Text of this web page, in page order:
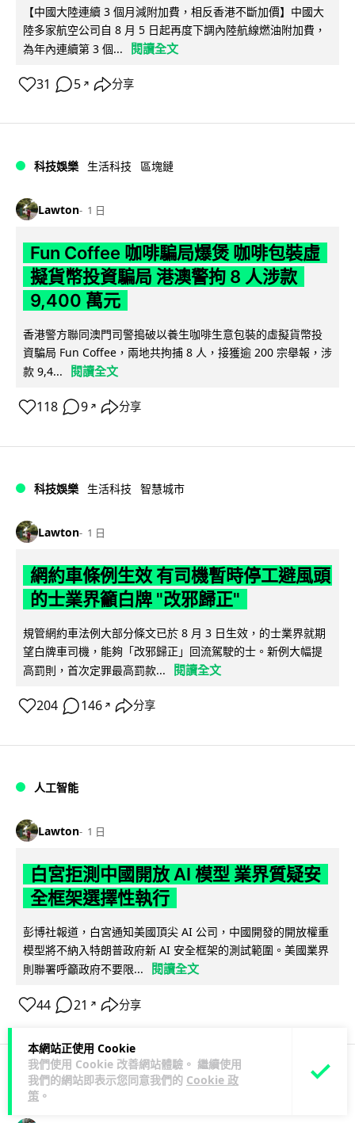
本網站正使用 Cookie
我們使用 Cookie 改善網站體驗。 繼續使用
我們的網站即表示您同意我們的 Cookie 政
策 。
【中國大陸連續 3 個月減附加費，相反香港不斷加價】中國大
陸多家航空公司自 8 月 5 日起再度下調內陸航線燃油附加費，
為年內連續第 3 個...
閱讀全文
31 5 ↗ 分享
科技娛樂 生活科技 區塊鏈
Lawton 1 日
Fun Coffee 咖啡騙局爆煲 咖啡包裝虛
擬貨幣投資騙局 港澳警拘 8 人涉款
9,400 萬元
香港警方聯同澳門司警搗破以養生咖啡生意包裝的虛擬貨幣投
資騙局 Fun Coffee，兩地共拘捕 8 人，接獲逾 200 宗舉報，涉
款 9,4...
閱讀全文
118 9 ↗ 分享
科技娛樂 生活科技 智慧城市
Lawton 1 日
網約車條例生效 有司機暫時停工避風頭
的士業界籲白牌 "改邪歸正"
規管網約車法例大部分條文已於 8 月 3 日生效，的士業界就期
望白牌車司機，能夠「改邪歸正」回流駕駛的士。新例大幅提
高罰則，首次定罪最高罰款...
閱讀全文
204 146 ↗ 分享
人工智能
Lawton 1 日
白宮拒測中國開放 AI 模型 業界質疑安
全框架選擇性執行
彭博社報道，白宮通知美國頂尖 AI 公司，中國開發的開放權重
模型將不納入特朗普政府新 AI 安全框架的測試範圍。美國業界
則聯署呼籲政府不要限...
閱讀全文
44 21 ↗ 分享
人工智能